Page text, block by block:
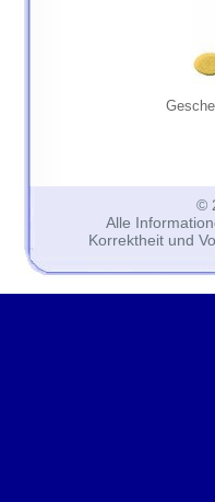
©
Alle
Korrektheit und